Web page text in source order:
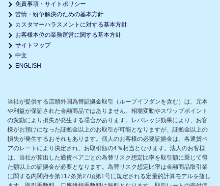
免責事項・サイトポリシー
苦情・紛争解決のための基本方針
カスタマーハラスメントに対する基本方針
お客様本位の業務運営に関する基本方針
サイトマップ
中文
ENGLISH
当社が提供する店頭外国為替証拠金取引（ループイフダンを含む）は、元本
や利益が保証された金融商品ではありません。相場変動やスワップポイント
の変動により損失が発生する場合があります。レバレッジ効果により、お客
様がお預けになった証拠金以上のお取引が可能となりますが、証拠金以上の
損失が発生するおそれもあります。個人のお客様の必要証拠金は、各通貨ペ
アのレートにより決定され、お取引額の4％相当となります。法人のお客様
は、当社が算出した通貨ペアごとの為替リスク想定比率を取引額に乗じて得
た額以上の証拠金が必要となります。為替リスク想定比率は金融商品取引業
に関する内閣府令第117条第27項第1号に規定される定量的計算モデルを指し